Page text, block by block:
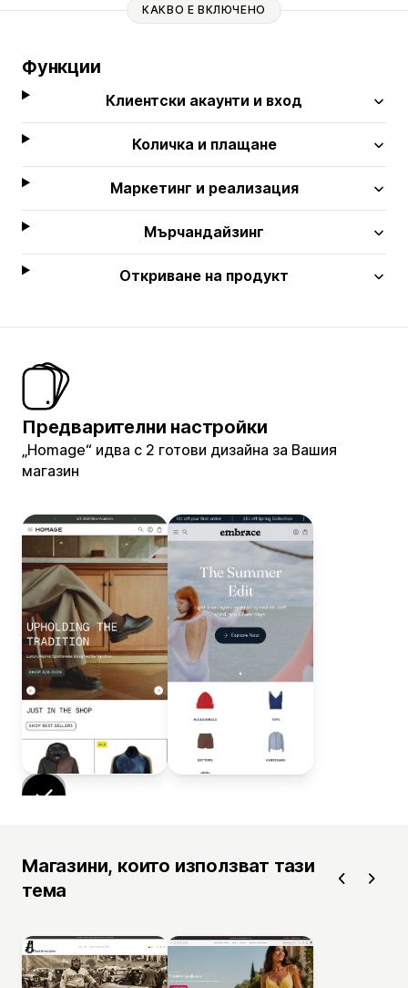
КАКВО Е ВКЛЮЧЕНО
Функции
Клиентски акаунти и вход
Количка и плащане
Маркетинг и реализация
Мърчандайзинг
Откриване на продукт
Предварителни настройки
„Homage“ идва с 2 готови дизайна за Вашия
магазин
Магазини, които използват тази
тема